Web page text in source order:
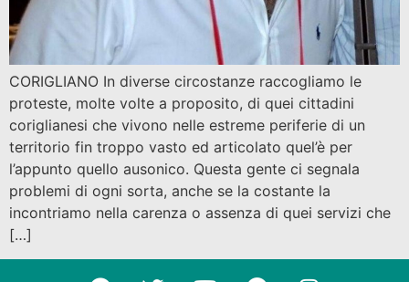
CORIGLIANO In diverse circostanze raccogliamo le
proteste, molte volte a proposito, di quei cittadini
coriglianesi che vivono nelle estreme periferie di un
territorio fin troppo vasto ed articolato quel’è per
l’appunto quello ausonico. Questa gente ci segnala
problemi di ogni sorta, anche se la costante la
incontriamo nella carenza o assenza di quei servizi che
[…]